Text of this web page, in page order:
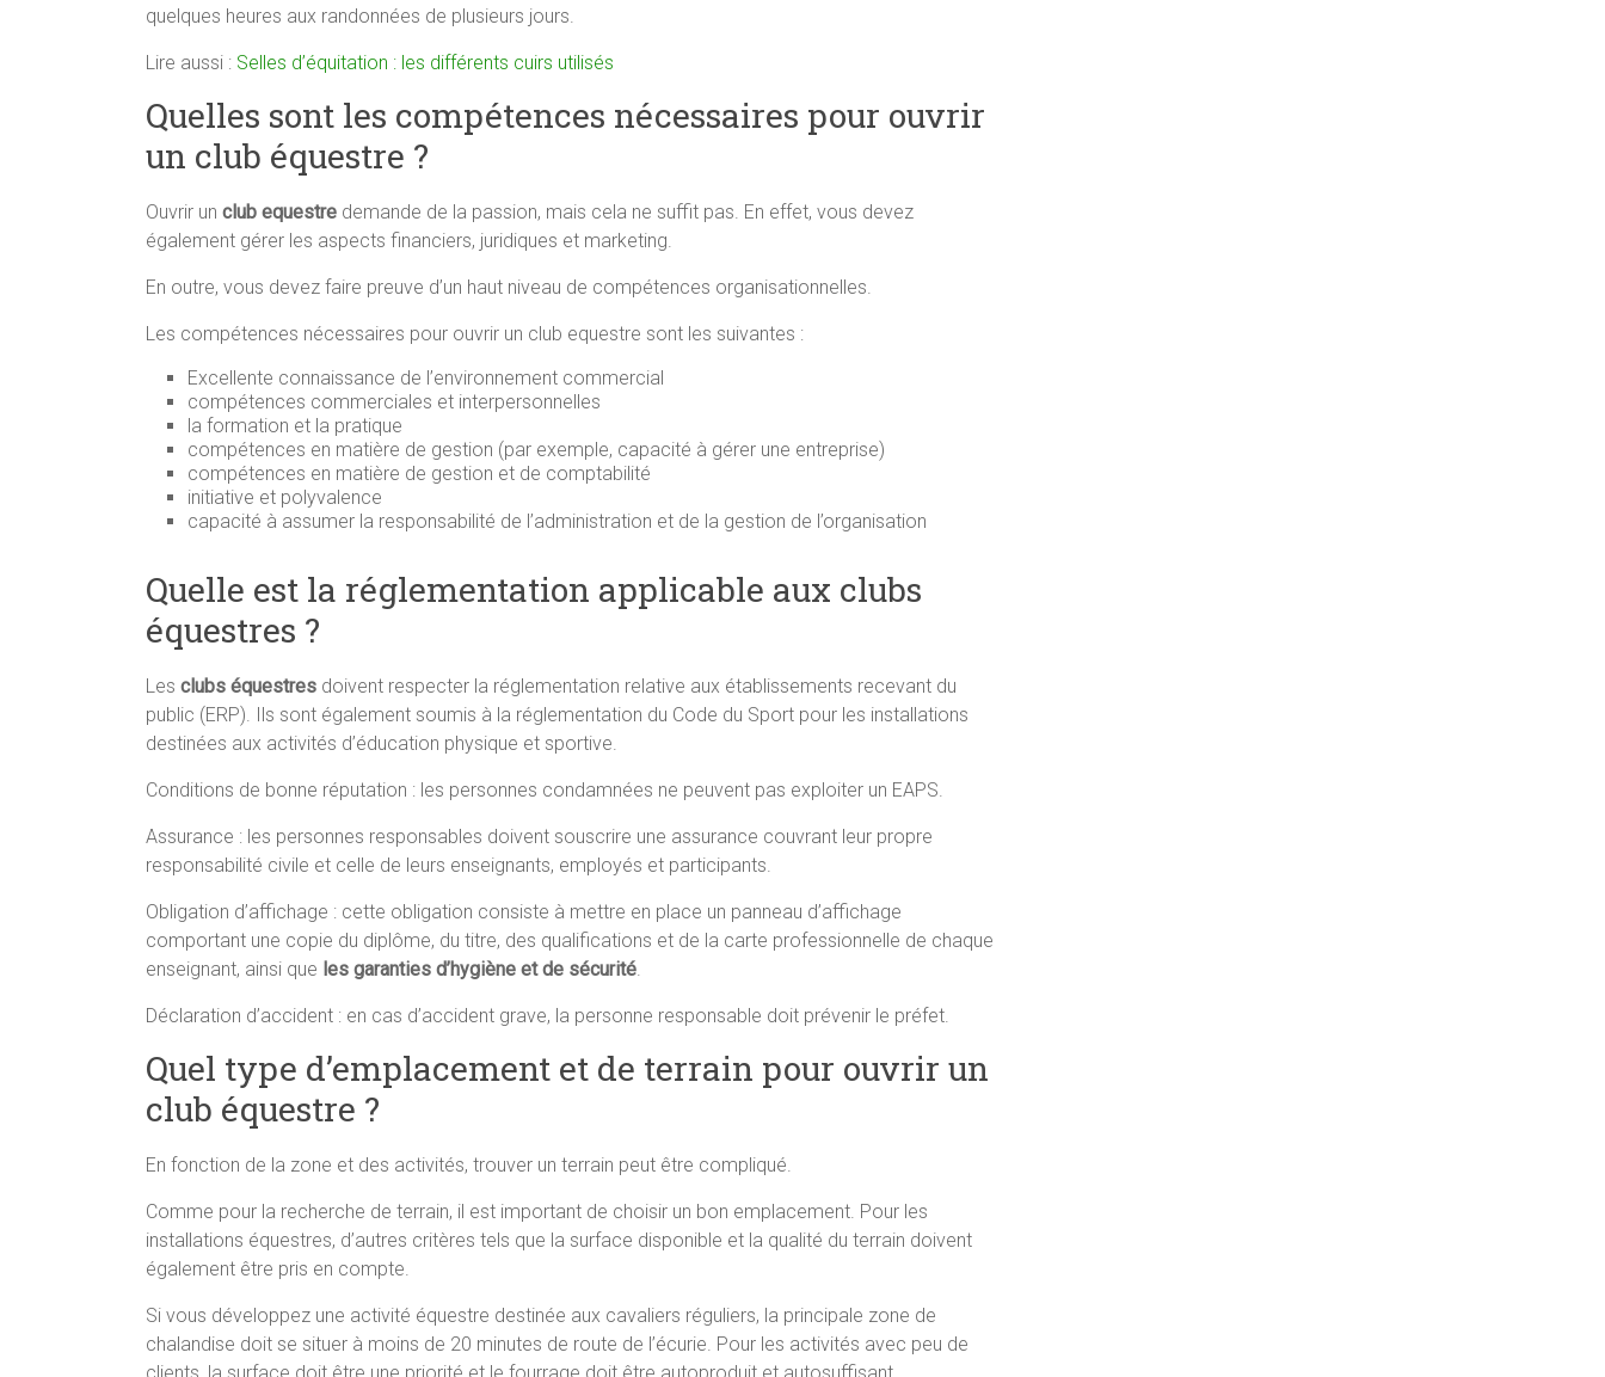
quelques heures aux randonnées de plusieurs jours.
Lire aussi : Selles d’équitation : les différents cuirs utilisés
Quelles sont les compétences nécessaires pour ouvrir
un club équestre ?
Ouvrir un club equestre demande de la passion, mais cela ne suffit pas. En effet, vous devez
également gérer les aspects financiers, juridiques et marketing.
En outre, vous devez faire preuve d’un haut niveau de compétences organisationnelles.
Les compétences nécessaires pour ouvrir un club equestre sont les suivantes :
Excellente connaissance de l’environnement commercial
compétences commerciales et interpersonnelles
la formation et la pratique
compétences en matière de gestion (par exemple, capacité à gérer une entreprise)
compétences en matière de gestion et de comptabilité
initiative et polyvalence
capacité à assumer la responsabilité de l’administration et de la gestion de l’organisation
Quelle est la réglementation applicable aux clubs
équestres ?
Les clubs équestres doivent respecter la réglementation relative aux établissements recevant du
public (ERP). Ils sont également soumis à la réglementation du Code du Sport pour les installations
destinées aux activités d’éducation physique et sportive.
Conditions de bonne réputation : les personnes condamnées ne peuvent pas exploiter un EAPS.
Assurance : les personnes responsables doivent souscrire une assurance couvrant leur propre
responsabilité civile et celle de leurs enseignants, employés et participants.
Obligation d’affichage : cette obligation consiste à mettre en place un panneau d’affichage
comportant une copie du diplôme, du titre, des qualifications et de la carte professionnelle de chaque
enseignant, ainsi que les garanties d’hygiène et de sécurité.
Déclaration d’accident : en cas d’accident grave, la personne responsable doit prévenir le préfet.
Quel type d’emplacement et de terrain pour ouvrir un
club équestre ?
En fonction de la zone et des activités, trouver un terrain peut être compliqué.
Comme pour la recherche de terrain, il est important de choisir un bon emplacement. Pour les
installations équestres, d’autres critères tels que la surface disponible et la qualité du terrain doivent
également être pris en compte.
Si vous développez une activité équestre destinée aux cavaliers réguliers, la principale zone de
chalandise doit se situer à moins de 20 minutes de route de l’écurie. Pour les activités avec peu de